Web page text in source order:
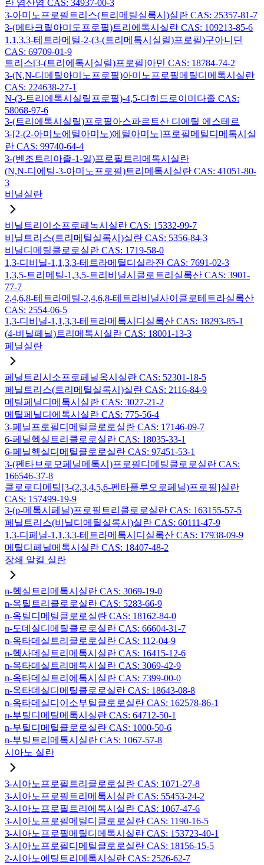
란 염산염 CAS: 34937-00-3
3-아미노프로필트리스(트리메틸실록시)실란 CAS: 25357-81-7
3-(메타크릴아미도프로필)트리에톡시실란 CAS: 109213-85-6
1,1,3,3-테트라메틸-2-(3-(트리메톡시실릴)프로필)구아니딘
CAS: 69709-01-9
트리스[3-(트리에톡시실릴)프로필]아민 CAS: 18784-74-2
3-(N,N-디메틸아미노프로필)아미노프로필메틸디메톡시실란
CAS: 224638-27-1
N-(3-트리에톡시실릴프로필)-4,5-디히드로이미다졸 CAS:
58068-97-6
3-(트리에톡시실릴)프로필아스파르트산 디에틸 에스테르
3-[2-(2-아미노에틸아미노)에틸아미노]프로필메틸디메톡시실
란 CAS: 99740-64-4
3-(벤조트리아졸-1-일)프로필트리메톡시실란
(N,N-디에틸-3-아미노프로필)트리메톡시실란 CAS: 41051-80-
3
비닐실란
비닐트리이소프로페녹시실란 CAS: 15332-99-7
비닐트리스(트리메틸실록시)실란 CAS: 5356-84-3
비닐디메틸클로로실란 CAS: 1719-58-0
1,3-디비닐-1,1,3,3-테트라메틸디실라잔 CAS: 7691-02-3
1,3,5-트리메틸-1,3,5-트리비닐시클로트리실록산 CAS: 3901-
77-7
2,4,6,8-테트라메틸-2,4,6,8-테트라비닐사이클로테트라실록산
CAS: 2554-06-5
1,3-디비닐-1,1,3,3-테트라메톡시디실록산 CAS: 18293-85-1
(4-비닐페닐)트리메톡시실란 CAS: 18001-13-3
페닐실란
페닐트리시소프로페닐옥시실란 CAS: 52301-18-5
페닐트리스(트리메틸실록시)실란 CAS: 2116-84-9
메틸페닐디메톡시실란 CAS: 3027-21-2
메틸페닐디에톡시실란 CAS: 775-56-4
3-페닐프로필디메틸클로로실란 CAS: 17146-09-7
6-페닐헥실트리클로로실란 CAS: 18035-33-1
6-페닐헥실디메틸클로로실란 CAS: 97451-53-1
3-(펜타브로모페닐메톡시)프로필디메틸클로로실란 CAS:
166546-37-8
클로로디메틸[3-(2,3,4,5,6-펜타플루오로페닐)프로필]실란
CAS: 157499-19-9
3-(p-메톡시페닐)프로필트리클로로실란 CAS: 163155-57-5
페닐트리스(비닐디메틸실록시)실란 CAS: 60111-47-9
1,3-디페닐-1,1,3,3-테트라메톡시디실록산 CAS: 17938-09-9
메틸디페닐메톡시실란 CAS: 18407-48-2
장쇄 알킬 실란
n-헥실트리메톡시실란 CAS: 3069-19-0
n-옥틸트리클로로실란 CAS: 5283-66-9
n-옥틸디메틸클로로실란 CAS: 18162-84-0
n-도데실디메틸클로로실란 CAS: 66604-31-7
n-옥타데실트리클로로실란 CAS: 112-04-9
n-헥사데실트리메톡시실란 CAS: 16415-12-6
n-옥타데실트리메톡시실란 CAS: 3069-42-9
n-옥타데실트리에톡시실란 CAS: 7399-00-0
n-옥타데실디메틸클로로실란 CAS: 18643-08-8
n-옥타데실디이소부틸클로로실란 CAS: 162578-86-1
n-부틸디메틸메톡시실란 CAS: 64712-50-1
n-부틸디메틸클로로실란 CAS: 1000-50-6
n-부틸트리메톡시실란 CAS: 1067-57-8
시아노 실란
3-시아노프로필트리클로로실란 CAS: 1071-27-8
3-시아노프로필트리메톡시실란 CAS: 55453-24-2
3-시아노프로필트리에톡시실란 CAS: 1067-47-6
3-시아노프로필메틸디클로로실란 CAS: 1190-16-5
3-시아노프로필메틸디메톡시실란 CAS: 153723-40-1
3-시아노프로필디메틸클로로실란 CAS: 18156-15-5
2-시아노에틸트리메톡시실란 CAS: 2526-62-7